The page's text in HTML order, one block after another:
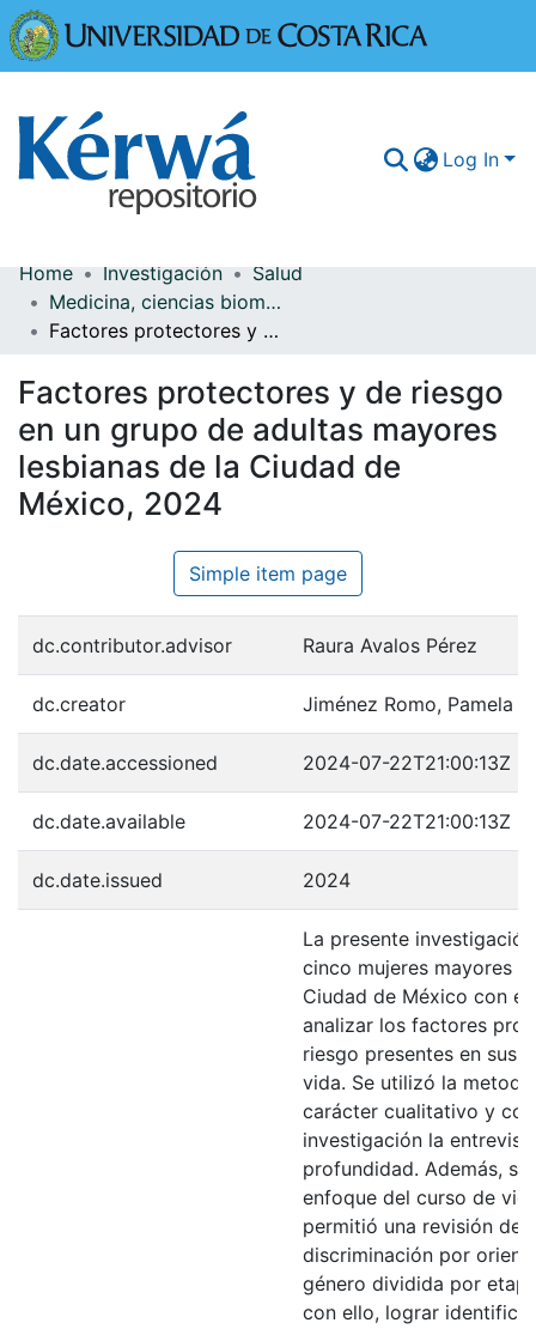
Log In
Communities & Collections
More Information
Browse Kérwá
Statistics
Home Investigación
Salud
Medicina, ciencias biomédicas y salud pública
Factores protectores y de riesgo en un grupo de adultas mayores lesbianas de la Ciudad de México, 2024
Factores protectores y de riesgo
en un grupo de adultas mayores
lesbianas de la Ciudad de
México, 2024
Simple item page
dc.contributor.advisor Raura Avalos Pérez
dc.creator Jiménez Romo, Pamela
dc.date.accessioned 2024-07-22T21:00:13Z
dc.date.available 2024-07-22T21:00:13Z
dc.date.issued 2024
La presente
cinco mujeres mayores
Ciudad de México con
analizar los factores
riesgo presentes en sus
vida. Se utilizó la
carácter cualitativo y
investigación la
profundidad. Además, se
enfoque del curso de
permitió una revisión de
discriminación por
género dividida por
con ello, lograr